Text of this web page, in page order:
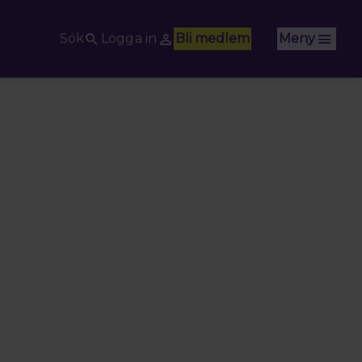
Sök Logga in Bli medlem Meny